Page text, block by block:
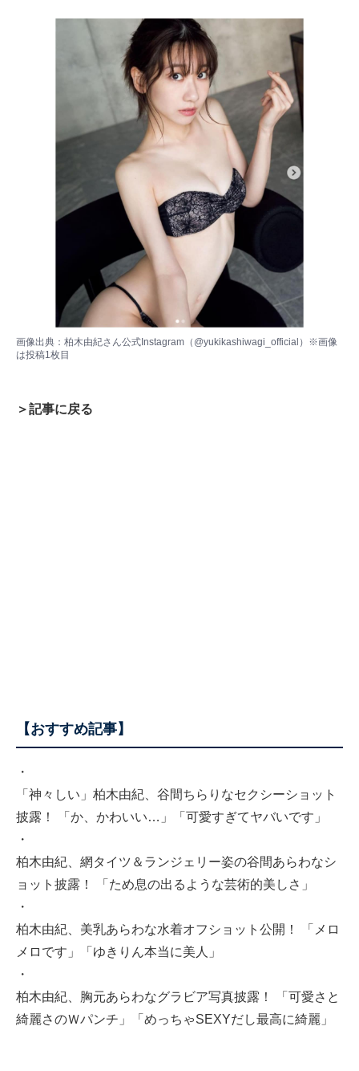
画像出典： 柏木由紀さん公式Instagram（@yukikashiwagi_official） ※画像
は投稿1枚目
＞記事に戻る
【おすすめ記事】
・
「神々しい」柏木由紀、谷間ちらりなセクシーショット
披露！ 「か、かわいい…」「可愛すぎてヤバいです」
・
柏木由紀、網タイツ＆ランジェリー姿の谷間あらわなシ
ョット披露！ 「ため息の出るような芸術的美しさ」
・
柏木由紀、美乳あらわな水着オフショット公開！ 「メロ
メロです」「ゆきりん本当に美人」
・
柏木由紀、胸元あらわなグラビア写真披露！ 「可愛さと
綺麗さのＷパンチ」「めっちゃSEXYだし最高に綺麗」